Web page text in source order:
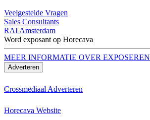
Veelgestelde Vragen
Sales Consultants
RAI Amsterdam
Word exposant op Horecava
MEER INFORMATIE OVER EXPOSEREN
Adverteren
Crossmediaal Adverteren
Horecava Website